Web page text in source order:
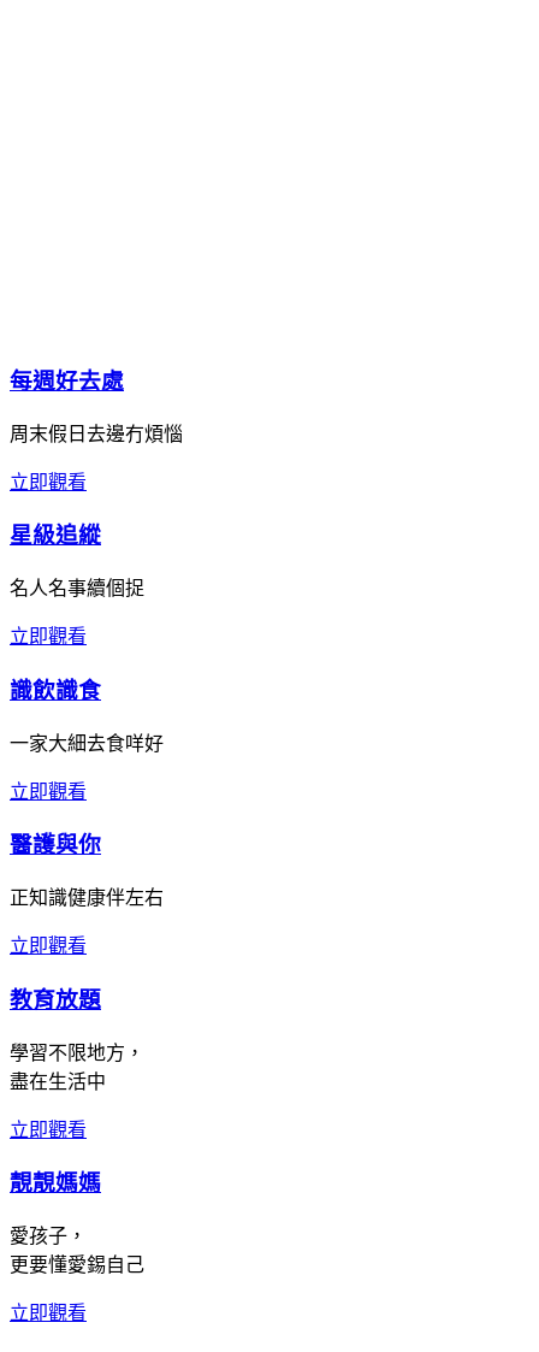
每週好去處
周末假日去邊冇煩惱
立即觀看
星級追縱
名人名事續個捉
立即觀看
識飲識食
一家大細去食咩好
立即觀看
醫護與你
正知識健康伴左右
立即觀看
教育放題
學習不限地方，
盡在生活中
立即觀看
靚靚媽媽
愛孩子，
更要懂愛錫自己
立即觀看